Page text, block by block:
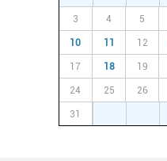
3 4 5
10 11 12
17 18 19
24 25 26
31